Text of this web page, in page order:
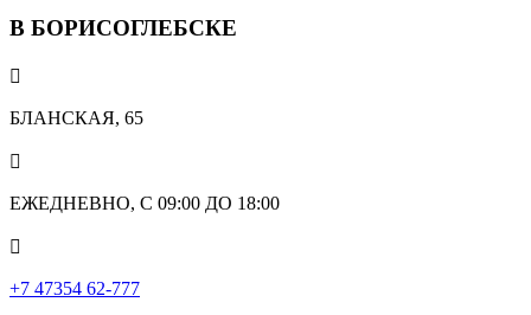
В БОРИСОГЛЕБСКЕ

БЛАНСКАЯ, 65

ЕЖЕДНЕВНО, С 09:00 ДО 18:00

‎+7 47354 62-777